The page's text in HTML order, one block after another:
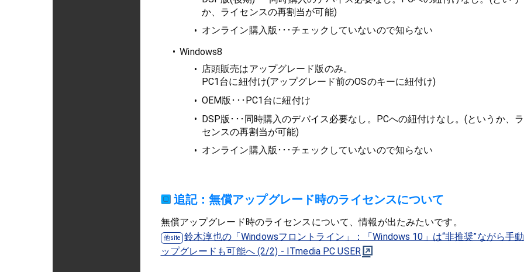
か、ライセンスの再割当が可能)
オンライン購入版･･･チェックしていないので知らない
Windows8
店頭販売はアップグレード版のみ。
PC1台に紐付け(アップグレード前のOSのキーに紐付け)
OEM版･･･PC1台に紐付け
DSP版･･･同時購入のデバイス必要なし。PCへの紐付けなし。(というか、
センスの再割当が可能)
オンライン購入版･･･チェックしていないので知らない
追記：無償アップグレード時のライセンスについて
無償アップグレード時のライセンスについて、情報が出たみたいです。
鈴木淳也の「Windowsフロントライン」：「Windows 10」は“非推奨”ながら手
ップグレードも可能へ (2/2) - ITmedia PC USER